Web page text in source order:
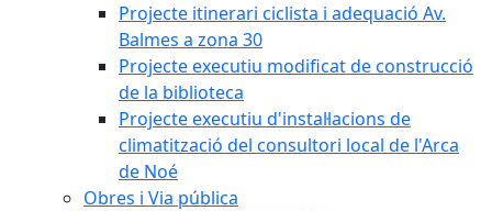
Projecte itinerari ciclista i adequació Av.
Balmes a zona 30
Projecte executiu modificat de construcció
de la biblioteca
Projecte executiu d'instal·lacions de
climatització del consultori local de l'Arca
de Noé
Obres i Via pública